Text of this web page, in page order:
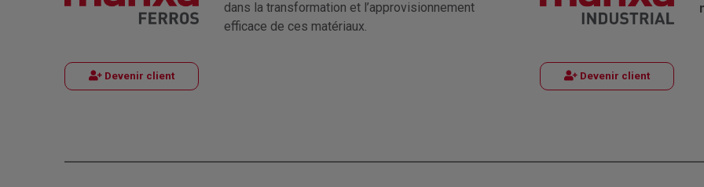
Devenir client
dans la transformation et l’approvisionnement
efficace de ces matériaux.
Devenir client